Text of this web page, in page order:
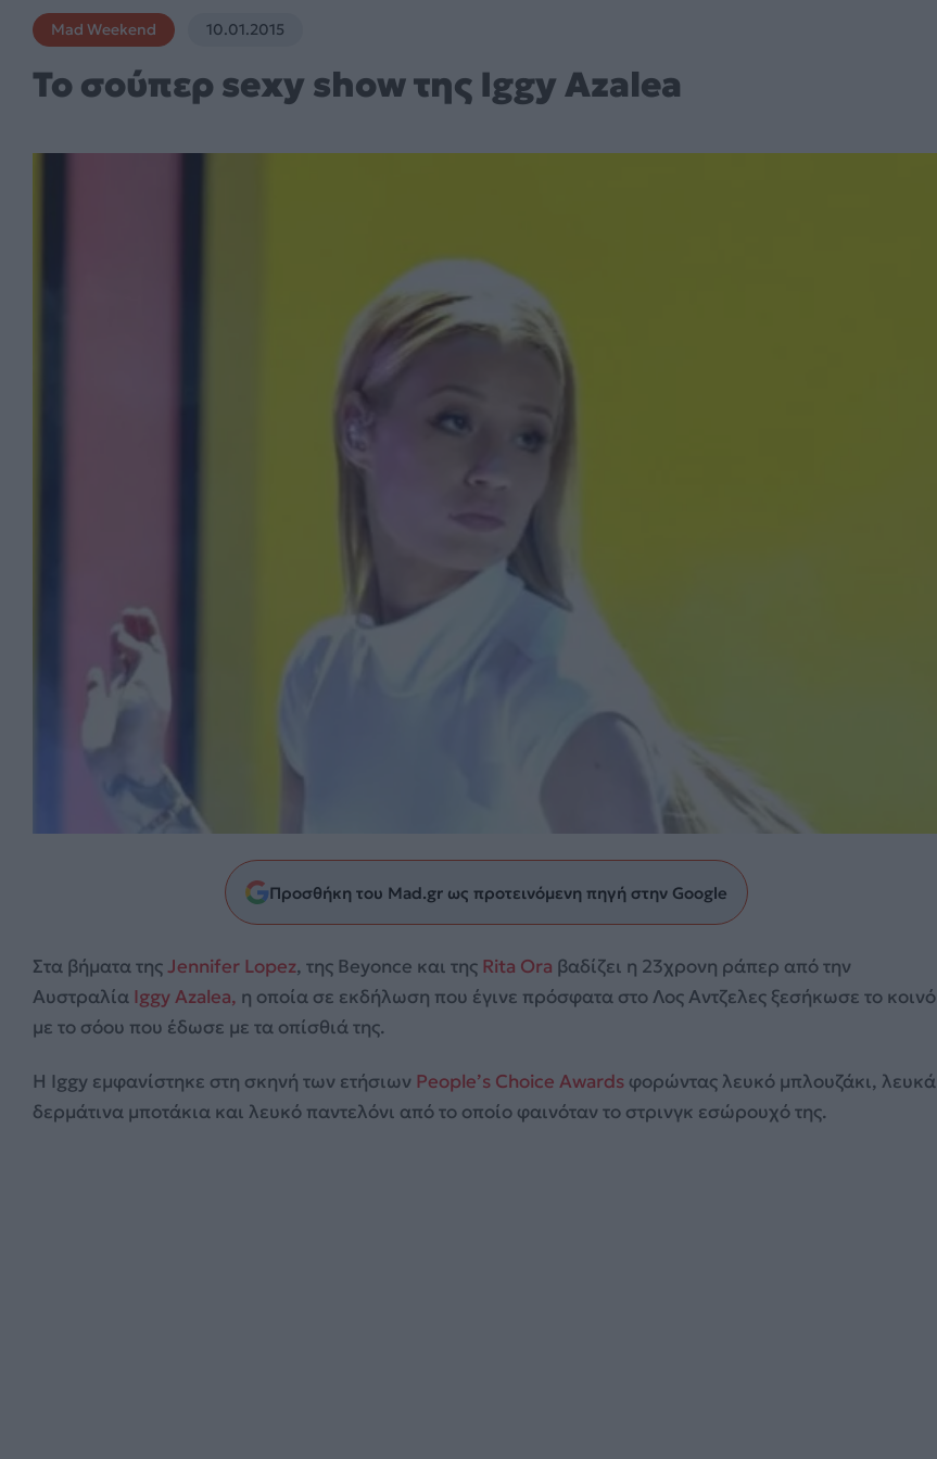
Mad Weekend 10.01.2015
Το σούπερ sexy show της Iggy Azalea
Προσθήκη του Mad.gr ως προτεινόμενη πηγή στην Google
Στα βήματα τηςJennifer Lopez, της Beyonce και της Rita Ora βαδίζει η 23χρονη ράπερ από την
Αυστραλία Iggy Azalea, η οποία σε εκδήλωση που έγινε πρόσφατα στο Λος Αντζελες ξεσήκωσε το κοινό
με το σόου που έδωσε με τα οπίσθιά της.
Η Iggy εμφανίστηκε στη σκηνή των ετήσιων People’s Choice Awards φορώντας λευκό μπλουζάκι, λευκά
δερμάτινα μποτάκια και λευκό παντελόνι από το οποίο φαινόταν το στρινγκ εσώρουχό της.